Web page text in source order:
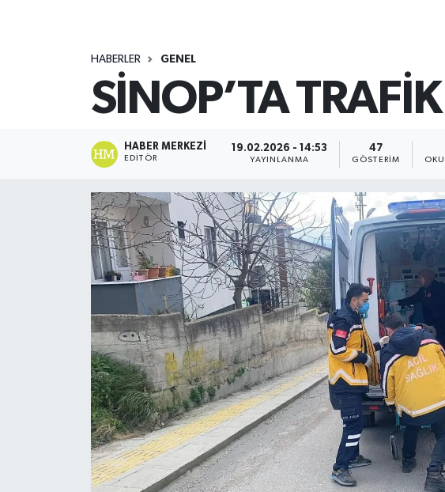
HABERLER GENEL
SİNOP’TA
HABER MERKEZI
EDITÖR
19.02.2026 - 14:53
YAYINLANMA
47
GÖSTERIM